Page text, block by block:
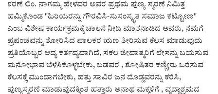
ಸಾಧಕರ ಪರಿಚಯ
ಪತ್ರಕರ್ತರ ಪರಿಚಯ
ಸಂಪಾದಕೀಯ
ಕವನ
ಶರಣೆ ಲಿಂ. ನಾಗಮ್ಮ ಹೇಳವರ ಅವರ ಪ್ರಥಮ ಪುಣ್ಯ ಸ್ಮರಣೆ ನಿಮಿತ್ತ
ಹಮ್ಮಿಕೊಂಡ "ಹಿರಿಯರನ್ನು ಗೌರವಿಸಿ-ಸುಸಂಸ್ಕೃತ ಸಮಾಜ ಕಟ್ಟೋಣ"
ಎಂಬ ವಿಶೇಷ ಕಾರ್ಯಕ್ರಮಕ್ಕೆ ಚಾಲನೆ ನೀಡಿ ಮಾತನಾಡಿದ ಅವರು, ನಮಗೆ
ಪ್ರಪಂಚವನ್ನು ತೋರಿಸಿದ ಪಾಲಕರ ಋಣ ತೀರಿಸುವ ಕೆಲಸ ಮಾಡುವುದು
ಪ್ರತಿಯೊಬ್ಬರ ಆದ್ಯ ಕರ್ತವ್ಯವಾಗಿದೆ, ಸಕಲ ಜೀವಾತ್ಮರಿಗೆ ಲೇಸನ್ನು ಬಯಸುವ
ಮನೋಭಾವ ಬೆಳೆಸಿಕೊಳ್ಳಬೇಕು, ಬಡವರ , ಶೋಷಿತರ ಕಣ್ಣೀರು ಒರೆಸುವ
ಕೆಲಸಕ್ಕೆ ಮುಂದಾಗಬೇಕು, ಹತ್ತು ಸಾವಿರ ಜನ ದೊಡ್ಡವರನ್ನು ಕರೆಸಿ,
ಪುಣ್ಯಸ್ಮರಣೆ ಮಾಡುವುದಕ್ಕಿಂತ ಹತ್ತಾರು ಅನಾಥ ಮಕ್ಕಳಿಗೆ , ವೃದ್ಧಾಶ್ರಮದ